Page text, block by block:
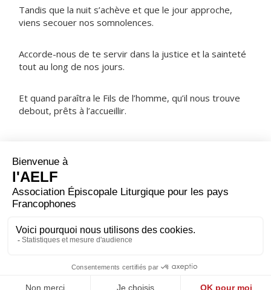
Tandis que la nuit s’achève et que le jour approche,
viens secouer nos somnolences.
Accorde-nous de te servir dans la justice et la sainteté
tout au long de nos jours.
Et quand paraîtra le Fils de l’homme, qu’il nous trouve
debout, prêts à l’accueillir.
ORAISON
Seigneur tout-puissant et miséricordieux, ne laisse pas
le souci de nos tâches présentes entraver notre
cette intelligence du cœur qui nous prépare à l’accueillir
et nous fait entrer dans sa propre vie. Lui qui règne.